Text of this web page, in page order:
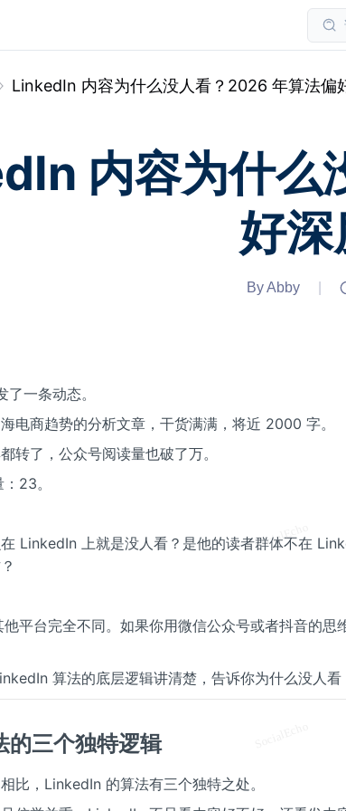
LinkedIn 内容为什么没人看？2026 年算法偏
内容为什么
好
By Abby
一条动态。
电商趋势的分析文章，干货满满，将近 2000 字。
转了，公众号阅读量也破了万。
23。
LinkedIn 上就是没人看？是他的读者群体不在
平台完全不同。如果你用微信公众号或者抖音的
算法的底层逻辑讲清楚，告诉你为什么没人看
三个独特逻辑
比，LinkedIn 的算法有三个独特之处。